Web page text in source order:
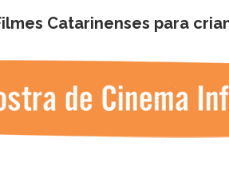
Catarinenses para